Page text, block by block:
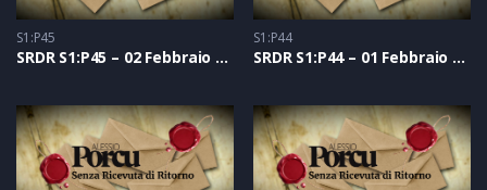
S1:P45
SRDR S1:P45 – 02 Febbraio 2021
S1:P44
SRDR S1:P44 – 01 Febbraio 2021